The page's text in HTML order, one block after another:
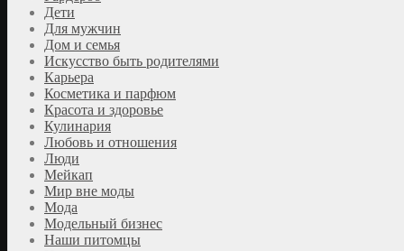
Дети
Для мужчин
Дом и семья
Искусство быть родителями
Карьера
Косметика и парфюм
Красота и здоровье
Кулинария
Любовь и отношения
Люди
Мейкап
Мир вне моды
Мода
Модельный бизнес
Наши питомцы